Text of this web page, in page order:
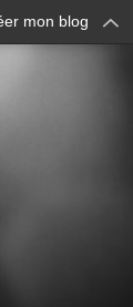
mon blog